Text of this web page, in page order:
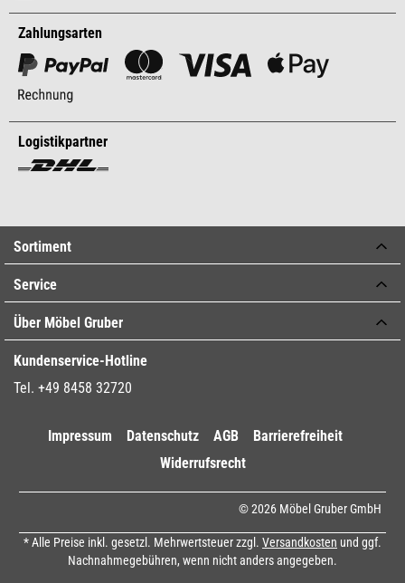
Zahlungsarten
Logistikpartner
Sortiment
Service
Über Möbel Gruber
Kundenservice-Hotline
Tel. +49 8458 32720
Impressum Datenschutz AGB
Barrierefreiheit
Widerrufsrecht
© 2026 Möbel Gruber GmbH
* Alle Preise inkl. gesetzl. Mehrwertsteuer zzgl. Versandkosten und ggf.
Nachnahmegebühren, wenn nicht anders angegeben.